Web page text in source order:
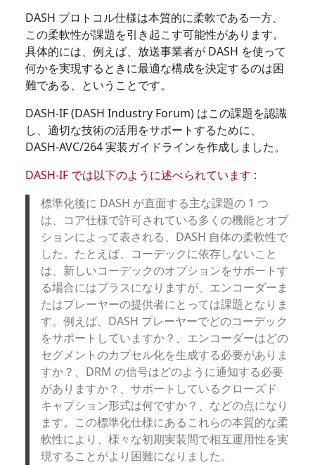
DASH プロトコル仕様は本質的に柔軟である一方、
この柔軟性が課題を引き起こす可能性があります。
具体的には、例えば、放送事業者が DASH を使って
何かを実現するときに最適な構成を決定するのは困
難である、ということです。
DASH-IF (DASH Industry Forum) はこの課題を認識
し、適切な技術の活用をサポートするために、
DASH-AVC/264 実装ガイドラインを作成しました。
DASH-IF では以下のように述べられています :
標準化後に DASH が直面する主な課題の 1 つ
は、コア仕様で許可されている多くの機能とオプ
ションによって表される、DASH 自体の柔軟性で
した。たとえば、コーデックに依存しないこと
は、新しいコーデックのオプションをサポートす
る場合にはプラスになりますが、エンコーダーま
たはプレーヤーの提供者にとっては課題となりま
す。例えば、DASH プレーヤーでどのコーデック
をサポートしていますか？、エンコーダーはどの
セグメントのカプセル化を生成する必要がありま
すか？、DRM の信号はどのように通知する必要
がありますか？、サポートしているクローズド
キャプション形式は何ですか？、などの点になり
ます。この標準化仕様にあるこれらの本質的な柔
軟性により、様々な初期実装間で相互運用性を実
現することがより困難になりました。